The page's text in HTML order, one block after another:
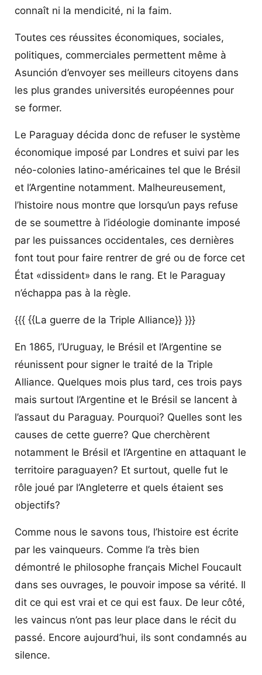
connaît ni la mendicité, ni la faim.
Toutes ces réussites économiques, sociales,
politiques, commerciales permettent même à
Asunción d’envoyer ses meilleurs citoyens dans
les plus grandes universités européennes pour
se former.
Le Paraguay décida donc de refuser le système
économique imposé par Londres et suivi par les
néo-colonies latino-américaines tel que le Brésil
et l’Argentine notamment. Malheureusement,
l’histoire nous montre que lorsqu’un pays refuse
de se soumettre à l’idéologie dominante imposé
par les puissances occidentales, ces dernières
font tout pour faire rentrer de gré ou de force cet
État «dissident» dans le rang. Et le Paraguay
n’échappa pas à la règle.
{{{ {{La guerre de la Triple Alliance}} }}}
En 1865, l’Uruguay, le Brésil et l’Argentine se
réunissent pour signer le traité de la Triple
Alliance. Quelques mois plus tard, ces trois pays
mais surtout l’Argentine et le Brésil se lancent à
l’assaut du Paraguay. Pourquoi? Quelles sont les
causes de cette guerre? Que cherchèrent
notamment le Brésil et l’Argentine en attaquant le
territoire paraguayen? Et surtout, quelle fut le
rôle joué par l’Angleterre et quels étaient ses
objectifs?
Comme nous le savons tous, l’histoire est écrite
par les vainqueurs. Comme l’a très bien
démontré le philosophe français Michel Foucault
dans ses ouvrages, le pouvoir impose sa vérité. Il
dit ce qui est vrai et ce qui est faux. De leur côté,
les vaincus n’ont pas leur place dans le récit du
passé. Encore aujourd’hui, ils sont condamnés au
silence.